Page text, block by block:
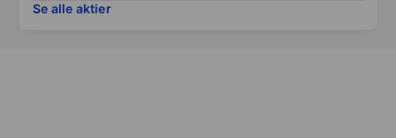
Se alle aktier